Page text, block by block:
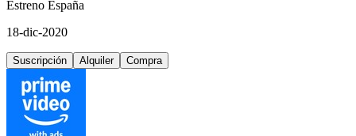
Estreno España
18-dic-2020
Suscripción Alquiler Compra